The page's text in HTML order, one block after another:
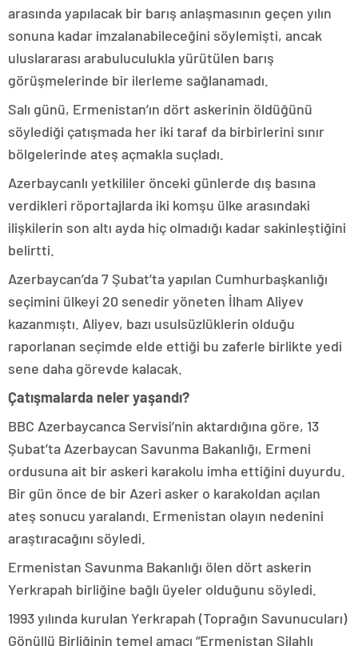
arasında yapılacak bir barış anlaşmasının geçen yılın
sonuna kadar imzalanabileceğini söylemişti, ancak
uluslararası arabuluculukla yürütülen barış
görüşmelerinde bir ilerleme sağlanamadı.
Salı günü, Ermenistan’ın dört askerinin öldüğünü
söylediği çatışmada her iki taraf da birbirlerini sınır
bölgelerinde ateş açmakla suçladı.
Azerbaycanlı yetkililer önceki günlerde dış basına
verdikleri röportajlarda iki komşu ülke arasındaki
ilişkilerin son altı ayda hiç olmadığı kadar sakinleştiğini
belirtti.
Azerbaycan’da 7 Şubat’ta yapılan Cumhurbaşkanlığı
seçimini ülkeyi 20 senedir yöneten İlham Aliyev
kazanmıştı. Aliyev, bazı usulsüzlüklerin olduğu
raporlanan seçimde elde ettiği bu zaferle birlikte yedi
sene daha görevde kalacak.
Çatışmalarda neler yaşandı?
BBC Azerbaycanca Servisi’nin aktardığına göre, 13
Şubat’ta Azerbaycan Savunma Bakanlığı, Ermeni
ordusuna ait bir askeri karakolu imha ettiğini duyurdu.
Bir gün önce de bir Azeri asker o karakoldan açılan
ateş sonucu yaralandı. Ermenistan olayın nedenini
araştıracağını söyledi.
Ermenistan Savunma Bakanlığı ölen dört askerin
Yerkrapah birliğine bağlı üyeler olduğunu söyledi.
1993 yılında kurulan Yerkrapah (Toprağın Savunucuları)
Gönüllü Birliğinin temel amacı “Ermenistan Silahlı